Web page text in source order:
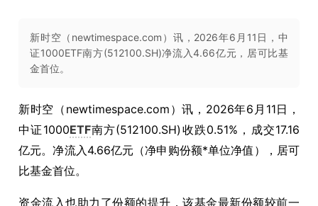
新时空（newtimespace.com）讯，2026年6月11日，中
证1000ETF南方(512100.SH)净流入4.66亿元，居可比基
金首位。
新时空（ newtimespace.com ）讯， 2026年6月11日，
中证1000ETF南方(512100.SH)收跌0.51%，成交17.16
亿元。净流入4.66亿元（净申购份额*单位净值），居可
比基金首位。
资金流入也助力了份额的提升，该基金最新份额较前一